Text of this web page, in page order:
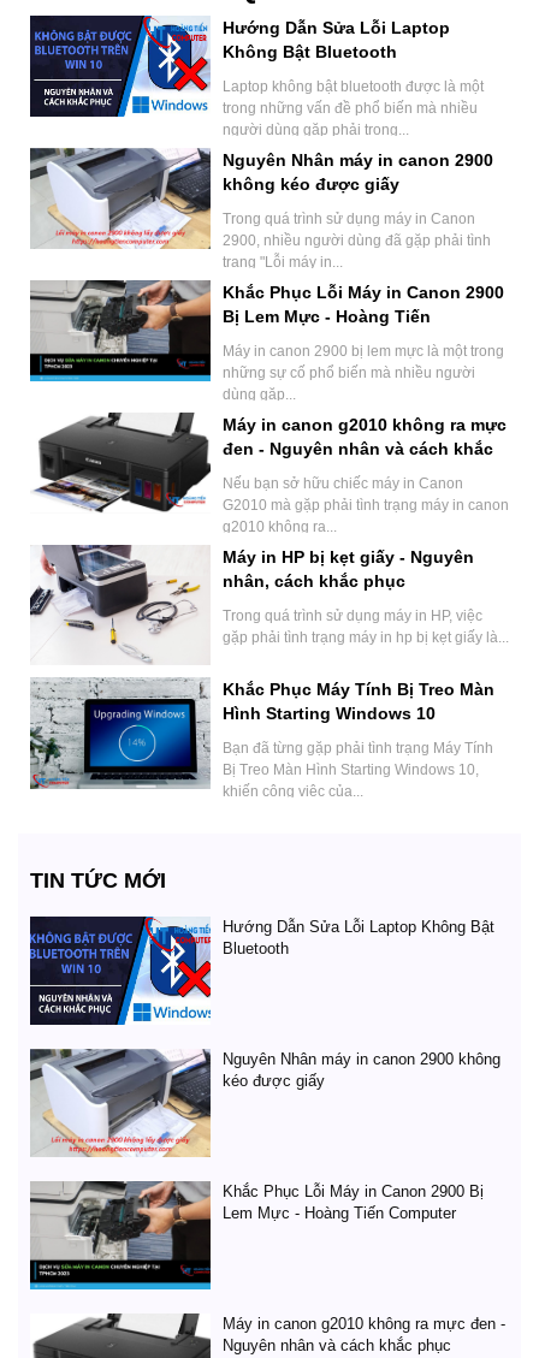
Hướng Dẫn Sửa Lỗi Laptop
Không Bật Bluetooth
Laptop không bật bluetooth được là một
trong những vấn đề phổ biến mà nhiều
người dùng gặp phải trong...
Nguyên Nhân máy in canon 2900
không kéo được giấy
Trong quá trình sử dụng máy in Canon
2900, nhiều người dùng đã gặp phải tình
trạng "Lỗi máy in...
Khắc Phục Lỗi Máy in Canon 2900
Bị Lem Mực - Hoàng Tiến
Computer
Máy in canon 2900 bị lem mực là một trong
những sự cố phổ biến mà nhiều người
dùng gặp...
Máy in canon g2010 không ra mực
đen - Nguyên nhân và cách khắc
phục
Nếu bạn sở hữu chiếc máy in Canon
G2010 mà gặp phải tình trạng máy in canon
g2010 không ra...
Máy in HP bị kẹt giấy - Nguyên
nhân, cách khắc phục
Trong quá trình sử dụng máy in HP, việc
gặp phải tình trạng máy in hp bị kẹt giấy là...
Khắc Phục Máy Tính Bị Treo Màn
Hình Starting Windows 10
Bạn đã từng gặp phải tình trạng Máy Tính
Bị Treo Màn Hình Starting Windows 10,
khiến công việc của...
TIN TỨC MỚI
Hướng Dẫn Sửa Lỗi Laptop Không Bật
Bluetooth
Nguyên Nhân máy in canon 2900 không
kéo được giấy
Khắc Phục Lỗi Máy in Canon 2900 Bị
Lem Mực - Hoàng Tiến Computer
Máy in canon g2010 không ra mực đen -
Nguyên nhân và cách khắc phục